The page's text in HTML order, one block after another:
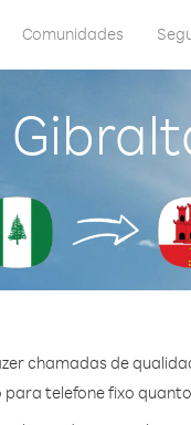
Comunidades
chamadas de
telefone fixo